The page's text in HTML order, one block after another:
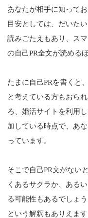
あなたが相手に知って
目安としては、だいた
読みごたえもあり、ス
の自己PR全文が読める
たまに自己PRを書くと
と考えている方もおら
ろ、婚活サイトを利用
加している時点で、あ
っています。
そこで自己PR文がない
くあるサクラか、ある
る可能性もあるでしょ
という解釈もありえます